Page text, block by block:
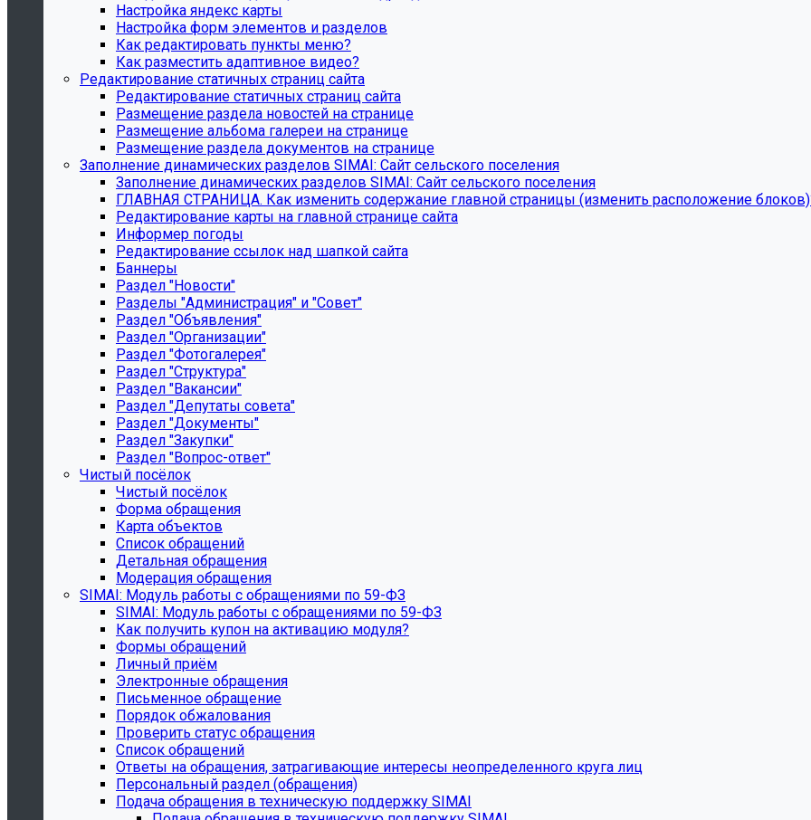
Настройка яндекс карты
Настройка форм элементов и разделов
Как редактировать пункты меню?
Как разместить адаптивное видео?
Редактирование статичных страниц сайта
Редактирование статичных страниц сайта
Размещение раздела новостей на странице
Размещение альбома галереи на странице
Размещение раздела документов на странице
Заполнение динамических разделов SIMAI: Сайт сельского поселения
Заполнение динамических разделов SIMAI: Сайт сельского поселения
ГЛАВНАЯ СТРАНИЦА. Как изменить содержание главной страницы (изменить расположение
Редактирование карты на главной странице сайта
Информер погоды
Редактирование ссылок над шапкой сайта
Баннеры
Раздел "Новости"
Разделы "Администрация" и "Совет"
Раздел "Объявления"
Раздел "Организации"
Раздел "Фотогалерея"
Раздел "Структура"
Раздел "Вакансии"
Раздел "Депутаты совета"
Раздел "Документы"
Раздел "Закупки"
Раздел "Вопрос-ответ"
Чистый посёлок
Чистый посёлок
Форма обращения
Карта объектов
Список обращений
Детальная обращения
Модерация обращения
SIMAI: Модуль работы с обращениями по 59-ФЗ
SIMAI: Модуль работы с обращениями по 59-ФЗ
Как получить купон на активацию модуля?
Формы обращений
Личный приём
Электронные обращения
Письменное обращение
Порядок обжалования
Проверить статус обращения
Список обращений
Ответы на обращения, затрагивающие интересы неопределенного круга лиц
Персональный раздел (обращения)
Подача обращения в техническую поддержку SIMAI